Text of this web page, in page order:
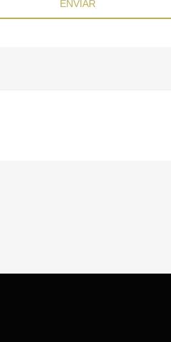
ENVIAR